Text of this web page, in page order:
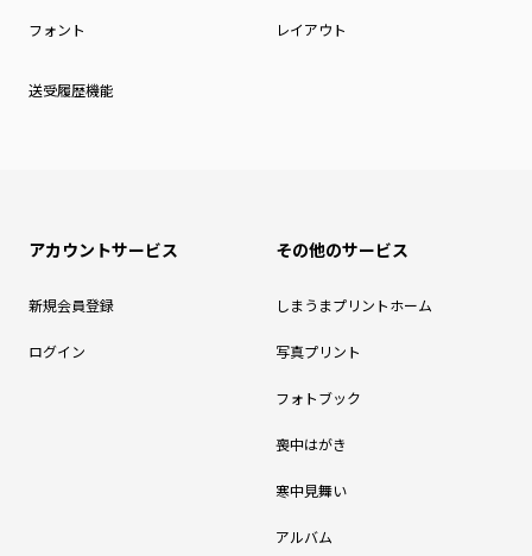
フォント レイアウト
送受履歴機能
アカウントサービス
新規会員登録
ログイン
その他のサービス
しまうまプリントホーム
写真プリント
フォトブック
喪中はがき
寒中見舞い
アルバム